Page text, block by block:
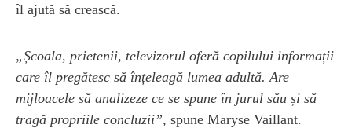
îl ajută să crească.
„Școala, prietenii, televizorul oferă copilului informații
care îl pregătesc să înțeleagă lumea adultă. Are
mijloacele să analizeze ce se spune în jurul său și să
tragă propriile concluzii”, spune Maryse Vaillant.